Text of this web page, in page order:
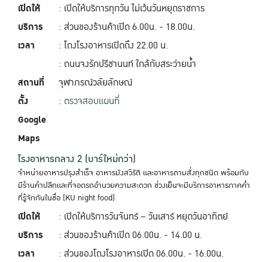
เปิดให้
บริการ
เวลา
สถานที่
ตั้ง
Google
Maps
: เปิดให้บริการทุกวัน ไม่เว้นวันหยุดราชการ
: ส่วนของร้านค้าเปิด 6.00น. - 18.00น.
: โถงโรงอาหารเปิดถึง 22.00 น.
: ถนนจงรักปรีชานนท์ ใกล้กับสระว่ายน้ำ
จุฬาภรณ์วลัยลักษณ์
: ตรวจสอบแผนที่
โรงอาหารกลาง 2 (บาร์ใหม่กว่า)
จำหน่ายอาหารปรุงสำเร็จ อาหารมังสวิรัติ และอาหารตามสั่งทุกชนิด พร้อมกับ
มีร้านค้าปลีกและที่จอดรถอำนวยความสะดวก ช่วงเย็นจะมีบริการอาหารภาคค่ำ
ที่รู้จักกันในชื่อ (KU night food)
เปิดให้
บริการ
เวลา
: เปิดให้บริการวันจันทร์ – วันเสาร์ หยุดวันอาทิตย์
: ส่วนของร้านค้าเปิด 06.00น. - 14.00 น.
: ส่วนของโถงโรงอาหารเปิด 06.00น. - 16.00น.